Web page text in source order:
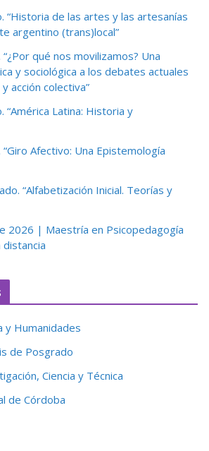
“Historia de las artes y las artesanías
argentino (trans)local”
qué nos movilizamos? Una
y sociológica a los debates actuales
acción colectiva”
“América Latina: Historia y
Afectivo: Una Epistemología
“Alfabetización Inicial. Teorías y
2026 | Maestría en Psicopedagogía
y Humanidades
de Posgrado
Ciencia y Técnica
de Córdoba